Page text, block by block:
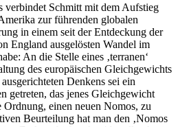
verbindet Schmitt mit dem Aufstieg
zur führenden globalen
in einem seit der Entdeckung der
England ausgelösten Wandel im
An die Stelle eines ‚terranen‘
des europäischen Gleichgewichts
Denkens sei ein
getreten, das jenes Gleichgewicht
Ordnung, einen neuen Nomos, zu
Beurteilung hat man den ‚Nomos